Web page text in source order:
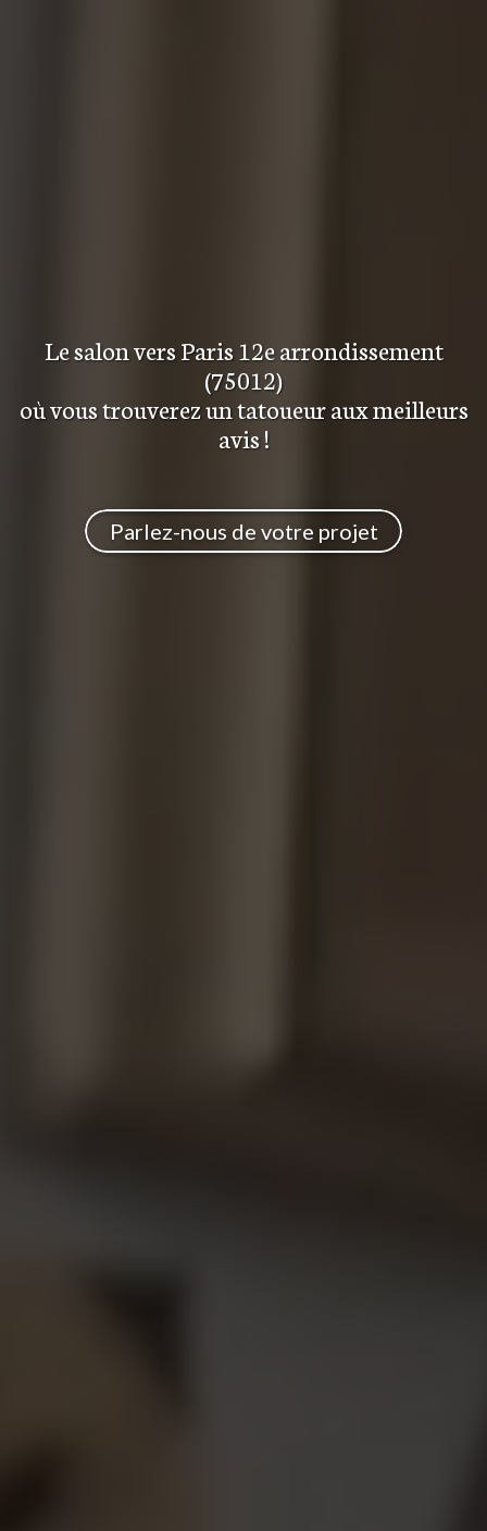
Le salonvers Paris 12e arrondissement
(75012)
où vous trouverezun tatoueur aux meilleurs
avis!
Parlez-nous de votre projet